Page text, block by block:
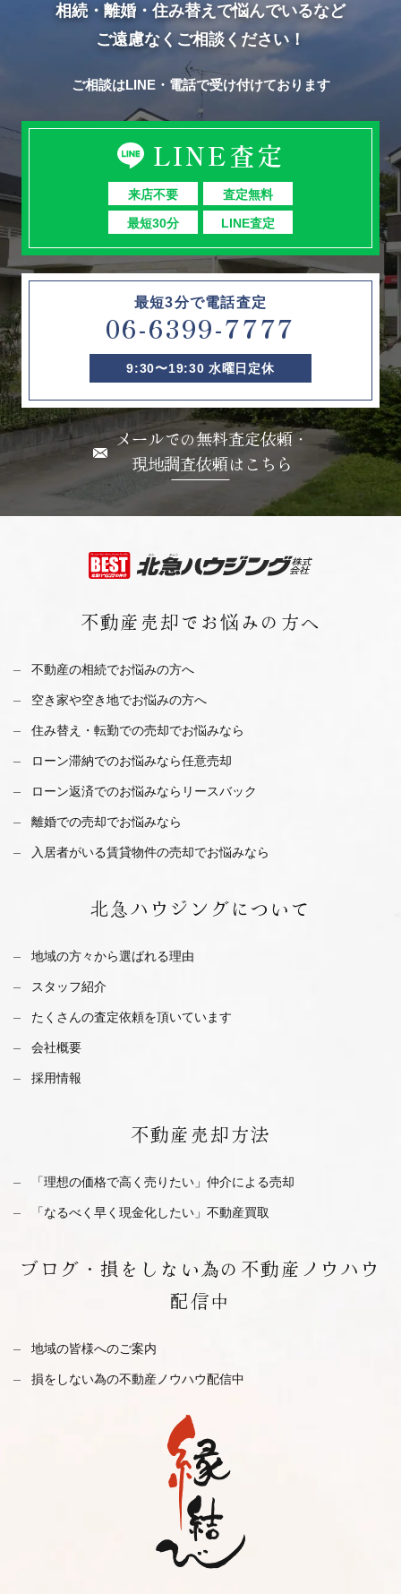
相続・離婚・住み替えで悩んでいるなど
ご遠慮なくご相談ください！
ご相談はLINE・電話で受け付けております
LINE査定
来店不要
査定無料
最短30分
LINE査定
最短3分で電話査定
06-6399-7777
9:30〜19:30 水曜日定休
メールでの無料査定依頼・
現地調査依頼はこちら
不動産売却で お悩みの方へ
不動産の相続でお悩みの方へ
空き家や空き地でお悩みの方へ
住み替え・転勤での売却でお悩みなら
ローン滞納でのお悩みなら任意売却
ローン返済でのお悩みならリースバック
離婚での売却でお悩みなら
入居者がいる賃貸物件の売却でお悩みなら
北急ハウジングについて
地域の方々から選ばれる理由
スタッフ紹介
たくさんの査定依頼を頂いています
会社概要
採用情報
不動産 売却方法
「理想の価格で高く売りたい」仲介による売却
「なるべく早く現金化したい」不動産買取
ブログ・ 損をしない為の不動産ノウハウ
配信中
地域の皆様へのご案内
損をしない為の不動産ノウハウ配信中